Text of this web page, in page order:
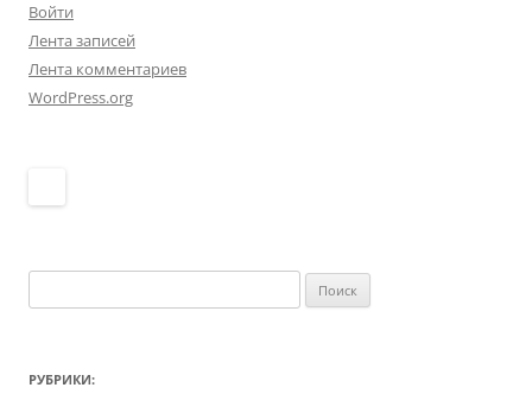
Войти
Лента записей
Лента комментариев
WordPress.org
РУБРИКИ: